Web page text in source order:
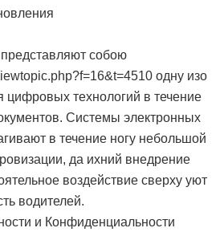
собою
одну изо
цифровых технологий в течение
Системы электронных
в течение ногу небольшой
да ихний внедрение
воздействие сверху уют
водителей.
и Конфиденциальности